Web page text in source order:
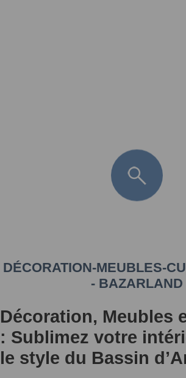
DÉCORATION-MEUBLES-
- BAZARLAND
Décoration, Meubles
: Sublimez votre
le style du Bassin